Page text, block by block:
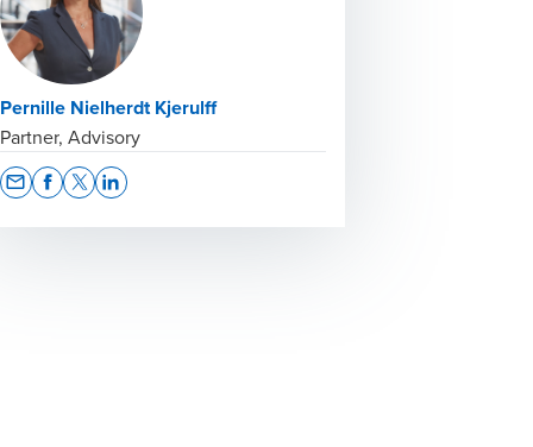
Pernille Nielherdt Kjerulff
Partner, Advisory